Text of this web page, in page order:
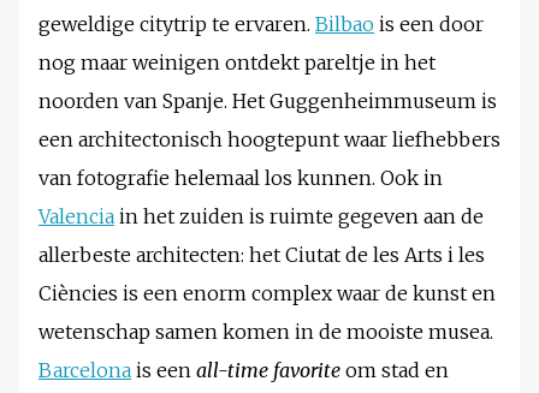
geweldige citytrip te ervaren. Bilbao is een door
nog maar weinigen ontdekt pareltje in het
noorden van Spanje. Het Guggenheimmuseum is
een architectonisch hoogtepunt waar liefhebbers
van fotografie helemaal los kunnen. Ook in
Valencia in het zuiden is ruimte gegeven aan de
allerbeste architecten: het Ciutat de les Arts i les
Ciències is een enorm complex waar de kunst en
wetenschap samen komen in de mooiste musea.
Barcelona is een all-time favorite om stad en